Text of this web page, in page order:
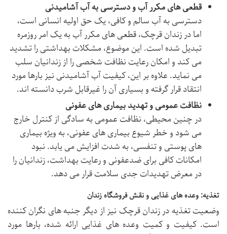
قطعی های مکرر آب و دسترسی به آب آشامیدنی
دسترسی به آب سالم و کافی، یک حق اولیه انسانی است،
اما در زندان قرچک، قطعی های مکرر آب به یک امر روزمره
تبدیل شده است. این موضوع، مشکلات بهداشتی را تشدید
می کند و امکان رعایت نظافت شخصی را از زندانیان سلب
می نماید. علاوه بر این، کیفیت آب آشامیدنی نیز بارها مورد
انتقاد قرار گرفته و بسیاری آن را غیرقابل شرب دانسته اند.
نظافت عمومی و تهدید بیماری های عفونی
در چنین محیطی، نظافت عمومی به سادگی از کنترل خارج
می شود و خطر شیوع بیماری های عفونی، به ویژه بیماری
های پوستی و تنفسی، به شدت افزایش می یابد. نبود
امکانات کافی برای ضدعفونی و رعایت بهداشت، زندانیان را
در معرض تهدیدات جدی سلامت قرار می دهد.
تغذیه: وعده های غذایی و نقش فروشگاه زندان
وضعیت تغذیه در زندان قرچک نیز از دیگر جنبه های نگران کننده
است. کیفیت و کمیت وعده های غذایی ارائه شده، بارها مورد